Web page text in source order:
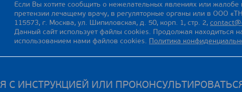
Если Вы хотите сообщить о нежелательных явлениях или жалобе
претензии лечащему врачу, в регуляторные органы или в ООО
115573, г. Москва, ул. Шипиловская, д. 50, корп. 1, стр. 2,
Данный сайт использует файлы cookies. Продолжая находиться
использованием нами файлов cookies. Политика
ИНСТРУКЦИЕЙ ИЛИ